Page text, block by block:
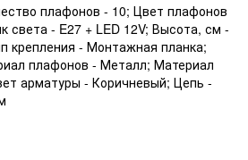
плафонов - 10; Цвет плафонов
света - E27 + LED 12V; Высота, см -
крепления - Монтажная планка;
плафонов - Металл; Материал
арматуры - Коричневый; Цепь -